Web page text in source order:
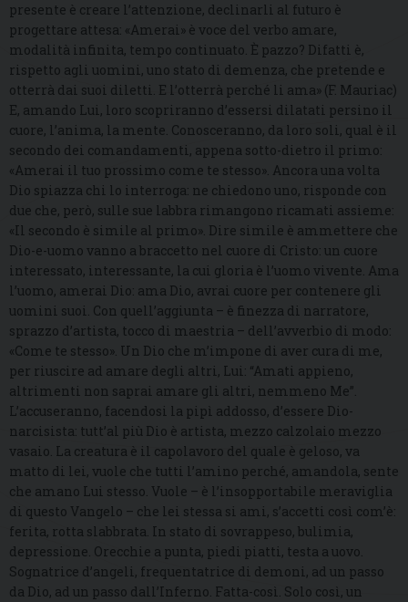
presente è creare l’attenzione, declinarli al futuro è
progettare attesa: «Amerai» è voce del verbo amare,
modalità infinita, tempo continuato. È pazzo? Difatti è,
rispetto agli uomini, uno stato di demenza, che pretende e
otterrà dai suoi diletti. E l’otterrà perché li ama» (F. Mauriac)
E, amando Lui, loro scopriranno d’essersi dilatati persino il
cuore, l’anima, la mente. Conosceranno, da loro soli, qual è il
secondo dei comandamenti, appena sotto-dietro il primo:
«Amerai il tuo prossimo come te stesso». Ancora una volta
Dio spiazza chi lo interroga: ne chiedono uno, risponde con
due che, però, sulle sue labbra rimangono ricamati assieme:
«Il secondo è simile al primo». Dire simile è ammettere che
Dio-e-uomo vanno a braccetto nel cuore di Cristo: un cuore
interessato, interessante, la cui gloria è l’uomo vivente. Ama
l’uomo, amerai Dio: ama Dio, avrai cuore per contenere gli
uomini suoi. Con quell’aggiunta – è finezza di narratore,
sprazzo d’artista, tocco di maestria – dell’avverbio di modo:
«Come te stesso». Un Dio che m’impone di aver cura di me,
per riuscire ad amare degli altri, Lui: “Amati appieno,
altrimenti non saprai amare gli altri, nemmeno Me”.
L’accuseranno, facendosi la pipì addosso, d’essere Dio-
narcisista: tutt’al più Dio è artista, mezzo calzolaio mezzo
vasaio. La creatura è il capolavoro del quale è geloso, va
matto di lei, vuole che tutti l’amino perché, amandola, sente
che amano Lui stesso. Vuole – è l’insopportabile meraviglia
di questo Vangelo – che lei stessa si ami, s’accetti così com’è:
ferita, rotta slabbrata. In stato di sovrappeso, bulimia,
depressione. Orecchie a punta, piedi piatti, testa a uovo.
Sognatrice d’angeli, frequentatrice di demoni, ad un passo
da Dio, ad un passo dall’Inferno. Fatta-così. Solo così, un